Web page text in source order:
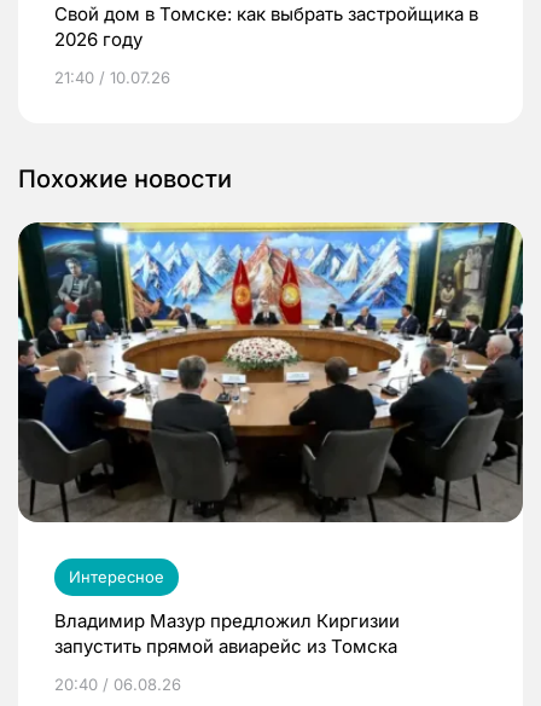
Свой дом в Томске: как выбрать застройщика в
2026 году
21:40 / 10.07.26
Похожие новости
Интересное
Владимир Мазур предложил Киргизии
запустить прямой авиарейс из Томска
20:40 / 06.08.26